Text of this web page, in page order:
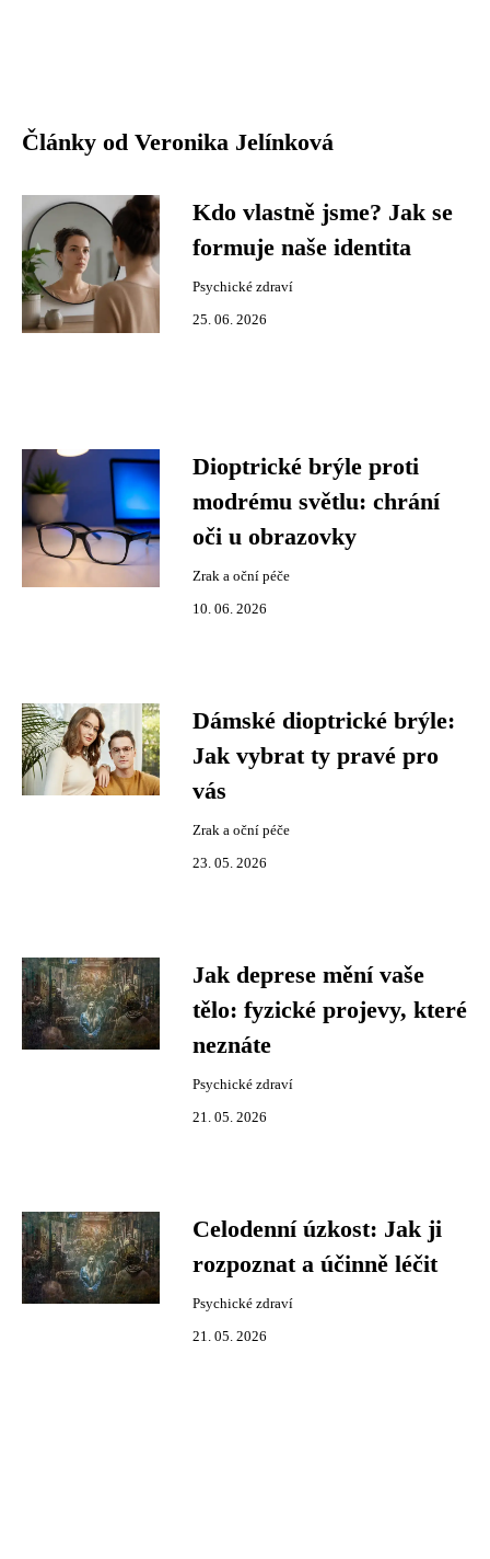
Články od Veronika Jelínková
Kdo vlastně jsme? Jak se
formuje naše identita
Psychické zdraví
25. 06. 2026
Dioptrické brýle proti
modrému světlu: chrání
oči u obrazovky
Zrak a oční péče
10. 06. 2026
Dámské dioptrické brýle:
Jak vybrat ty pravé pro
vás
Zrak a oční péče
23. 05. 2026
Jak deprese mění vaše
tělo: fyzické projevy, které
neznáte
Psychické zdraví
21. 05. 2026
Celodenní úzkost: Jak ji
rozpoznat a účinně léčit
Psychické zdraví
21. 05. 2026